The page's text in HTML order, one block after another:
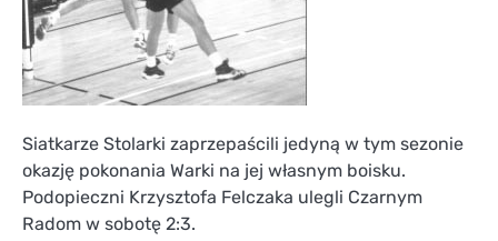
Siatkarze Stolarki zaprzepaścili jedyną w tym sezonie
okazję pokonania Warki na jej własnym boisku.
Podopieczni Krzysztofa Felczaka ulegli Czarnym
Radom w sobotę 2:3.